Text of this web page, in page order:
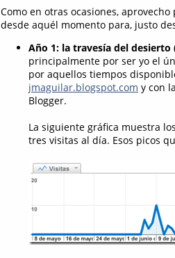
Como en otras ocasiones,
desde aquél momento para, justo
Año 1: la travesía del desierto
principalmente por ser yo el
por aquellos tiempos
jmaguilar.blogspot.com y con
Blogger.
La siguiente gráfica muestra
tres visitas al día. Esos picos